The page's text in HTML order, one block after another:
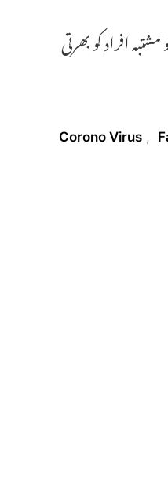
افراد کو بھرتی
Corono Virus ,